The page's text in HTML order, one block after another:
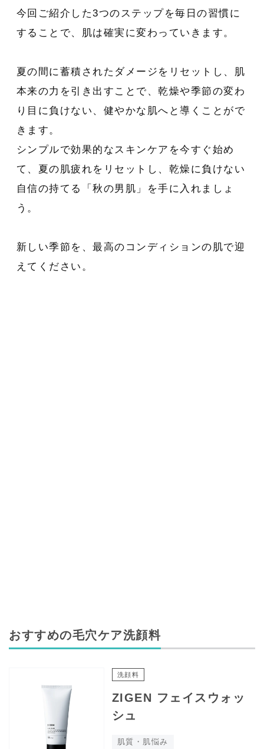
今回ご紹介した3つのステップを毎日の習慣に
することで、肌は確実に変わっていきます。
夏の間に蓄積されたダメージをリセットし、肌
本来の力を引き出すことで、乾燥や季節の変わ
り目に負けない、健やかな肌へと導くことがで
きます。
シンプルで効果的なスキンケアを今すぐ始め
て、夏の肌疲れをリセットし、乾燥に負けない
自信の持てる「秋の男肌」を手に入れましょ
う。
新しい季節を、最高のコンディションの肌で迎
えてください。
おすすめの毛穴ケア洗顔料
洗顔料
ZIGEN フェイスウォッ
シュ
肌質・肌悩み